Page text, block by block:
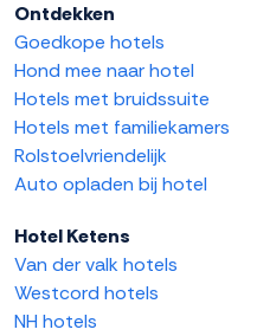
Ontdekken
Goedkope hotels
Hond mee naar hotel
Hotels met bruidssuite
Hotels met familiekamers
Rolstoelvriendelijk
Auto opladen bij hotel
Hotel Ketens
Van der valk hotels
Westcord hotels
NH hotels